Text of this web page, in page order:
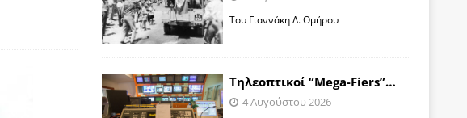
Toυ Γιαννάκη Λ. Ομήρου
Tηλεοπτικοί “Mega-Fiers”…
4 Αυγούστου 2026